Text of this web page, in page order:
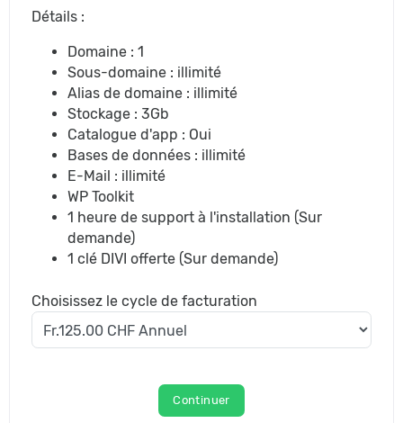
Détails :
Domaine : 1
Sous-domaine : illimité
Alias de domaine : illimité
Stockage : 3Gb
Catalogue d'app : Oui
Bases de données : illimité
E-Mail : illimité
WP Toolkit
1 heure de support à l'installation (Sur
demande)
1 clé DIVI offerte (Sur demande)
Choisissez le cycle de facturation
Continuer